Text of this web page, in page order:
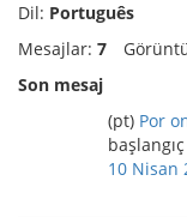
Dil: Português
Mesajlar: 7
Son mesaj
(pt) Por
10 Nisan